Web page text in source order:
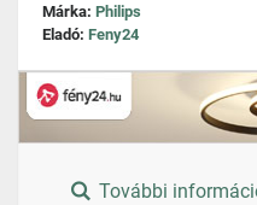
Márka: Philips
Eladó: Feny24
További